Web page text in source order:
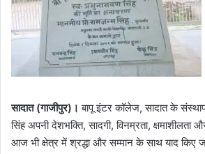
सादात (गाजीपुर)। बापू इंटर कॉलेज, सादात के
सिंह अपनी देशभक्ति, सादगी, विनम्रता, क्षमाशीलता
आज भी क्षेत्र में श्रद्धा और सम्मान के साथ याद किए